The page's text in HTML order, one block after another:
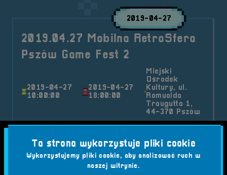
2019-04-27
2019.04.27 Mobilna RetroSfera
Pszów Game Fest 2
2019-04-27
10:00:00
2019-04-27
18:00:00
Miejski
Ośrodek
Kultury, ul.
Romualda
Traugutta 1,
44-370 Pszów
Załoga RetroSfery ponownie odwiedziła Śląsk
goszcząc po raz drugi w Pszowie. Pszów Game
Fest 2 była już drugą edycją imprezy związaną z
szeroko pojętym game’ingiem.
Ta strona wykorzystuje pliki cookie
Wykorzystujemy pliki cookie, aby analizować ruch w
naszej witrynie.